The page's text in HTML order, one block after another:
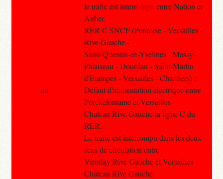
le trafic est interrompu entre Nation et
Auber.
RER C SNCF (Pontoise - Versailles -
Rive Gauche -
Saint-Quentin-en-Yvelines - Massy-
Palaiseau - Dourdan - Saint-Martin
d'Etampes - Versailles - Chantiers) :
Defaut d'alimentation electrique entre
Porchefontaine et Versailles
Chateau Rive Gauche la ligne C du
RER.
Le trafic est interrompu dans les deux
sens de circulation entre
Viroflay Rive Gauche et Versailles
Chateau Rive Gauche.
au